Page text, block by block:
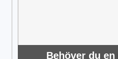
Behöver du